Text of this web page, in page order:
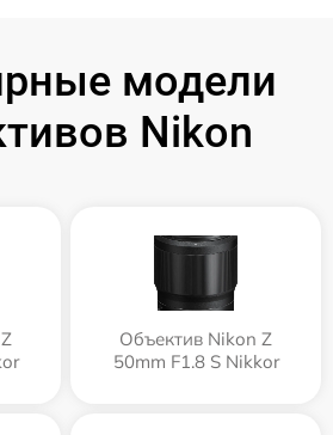
модели
Nikon
Объектив Nikon Z
50mm F1.8 S Nikkor